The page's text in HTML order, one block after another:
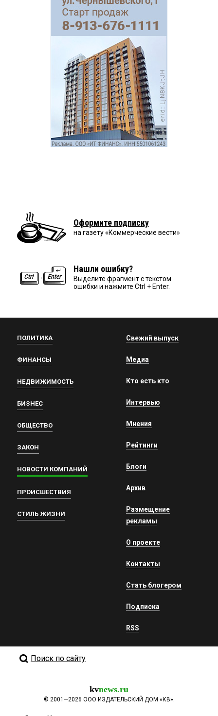
Оформите подписку
на газету «Коммерческие вести»
Нашли ошибку?
Выделите фрагмент с текстом
ошибки и нажмите Ctrl + Enter.
ПОЛИТИКА
ФИНАНСЫ
НЕДВИЖИМОСТЬ
БИЗНЕС
ОБЩЕСТВО
ЗАКОН
НОВОСТИ КОМПАНИЙ
ПРОИСШЕСТВИЯ
СТИЛЬ ЖИЗНИ
Свежий выпуск
Медиа
Кто есть кто
Интервью
Мнения
Рейтинги
Блоги
Архив
Размещение
рекламы
О проекте
Контакты
Стать блогером
Подписка
RSS
Поиск по сайту
kvnews.ru
© 2001—2026 ООО ИЗДАТЕЛЬСКИЙ ДОМ «КВ».